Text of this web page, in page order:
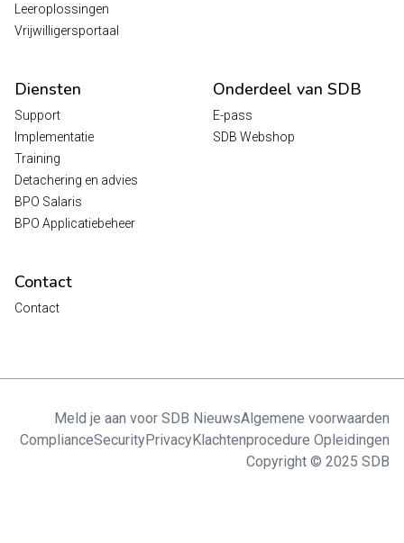
Leeroplossingen
Vrijwilligersportaal
Diensten
Support
Implementatie
Training
Detachering en advies
BPO Salaris
BPO Applicatiebeheer
Onderdeel van SDB
E-pass
SDB Webshop
Contact
Contact
Meld je aan voor SDB NieuwsAlgemene voorwaarden
ComplianceSecurityPrivacyKlachtenprocedure Opleidingen
Copyright © 2025 SDB